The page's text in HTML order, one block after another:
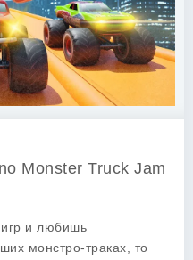
Monster Truck Jam
и любишь
монстро-траках, то